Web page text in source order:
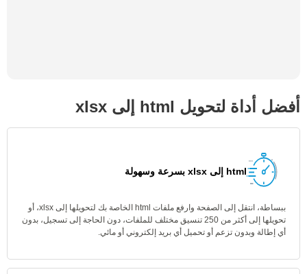
أفضل أداة لتحويل html إلى xlsx
html إلى xlsx بسرعة وسهولة
ببساطة، انتقل إلى الصفحة وارفع ملفات html الخاصة بك لتحويلها إلى xlsx، أو
تحويلها إلى أكثر من 250 تنسيق مختلف للملفات، دون الحاجة إلى تسجيل، بدون
أي إطالة وبدون تزعم أو تحميل أي بريد إلكتروني أو مائي.